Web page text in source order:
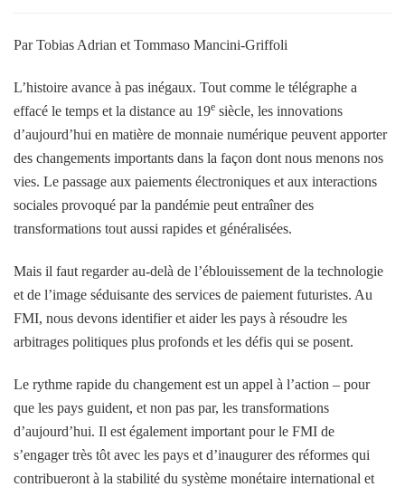
Par Tobias Adrian et Tommaso Mancini-Griffoli
L’histoire avance à pas inégaux. Tout comme le télégraphe a
effacé le temps et la distance au 19e siècle, les innovations
d’aujourd’hui en matière de monnaie numérique peuvent apporter
des changements importants dans la façon dont nous menons nos
vies. Le passage aux paiements électroniques et aux interactions
sociales provoqué par la pandémie peut entraîner des
transformations tout aussi rapides et généralisées.
Mais il faut regarder au-delà de l’éblouissement de la technologie
et de l’image séduisante des services de paiement futuristes. Au
FMI, nous devons identifier et aider les pays à résoudre les
arbitrages politiques plus profonds et les défis qui se posent.
Le rythme rapide du changement est un appel à l’action – pour
que les pays guident, et non pas par, les transformations
d’aujourd’hui. Il est également important pour le FMI de
s’engager très tôt avec les pays et d’inaugurer des réformes qui
contribueront à la stabilité du système monétaire international et